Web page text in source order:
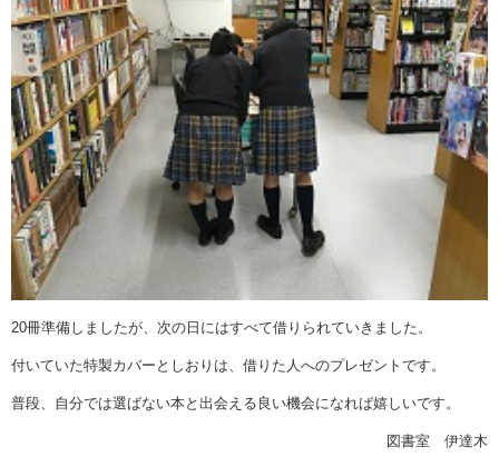
20冊準備しましたが、次の日にはすべて借りられていきました。
付いていた特製カバーとしおりは、借りた人へのプレゼントです。
普段、自分では選ばない本と出会える良い機会になれば嬉しいです。
図書室 伊達木